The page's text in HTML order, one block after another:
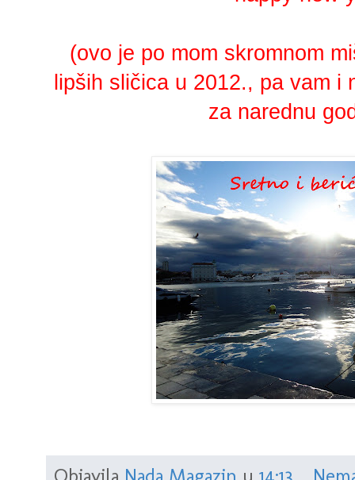
(ovo je po mom skromnom
lipših sličica u 2012., pa vam i
za narednu